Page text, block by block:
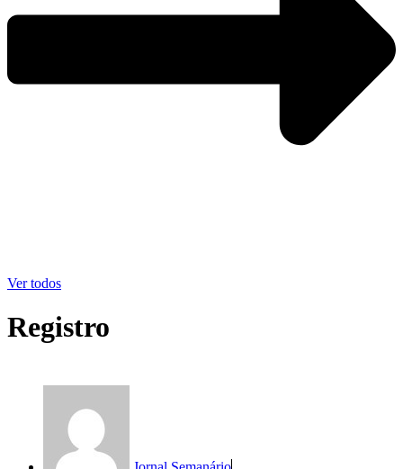
Ver todos
Registro